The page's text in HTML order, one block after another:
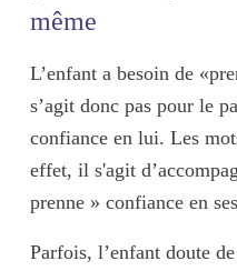
même
L’enfant a besoin de
s’agit donc pas pour le
confiance en lui. Les
effet, il s'agit
prenne » confiance en
Parfois, l’enfant doute